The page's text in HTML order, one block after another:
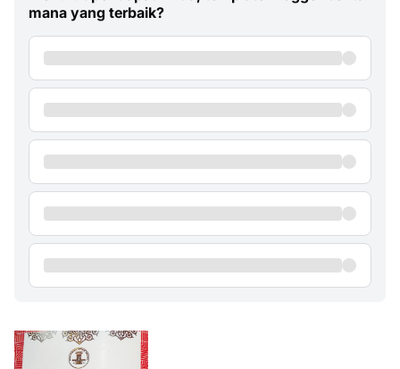
mana yang terbaik?